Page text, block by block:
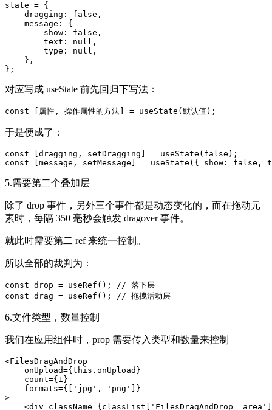
state = {
    dragging: false,
    message: {
        show: false,
        text: null,
        type: null,
    },
};
对应写成 useState 前先回归下写法：
const [属性, 操作属性的方法] = useState(默认值);
于是便成了：
const [dragging, setDragging] = useState(false);
const [message, setMessage] = useState({ show:
5.需要第二个叠加层
除了 drop 事件，另外三个事件都是动态变化的，而在拖动元
素时，每隔 350 毫秒会触发 dragover 事件。
就此时需要第二 ref 来统一控制。
所以全部的裁判为：
const drop = useRef(); // 落下层
const drag = useRef(); // 拖拽活动层
6.文件类型，数量控制
我们在应用组件时，prop 需要传入类型和数量来控制
<FilesDragAndDrop
    onUpload={this.onUpload}
    count={1}
    formats={['jpg', 'png']}
>
<div